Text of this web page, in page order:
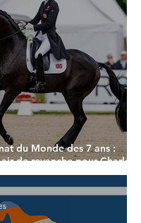
du Monde des 7 ans :
de revanche pour Charlotte